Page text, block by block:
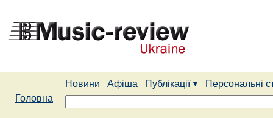
Новини Афіша Публікації
Персональні
Головна